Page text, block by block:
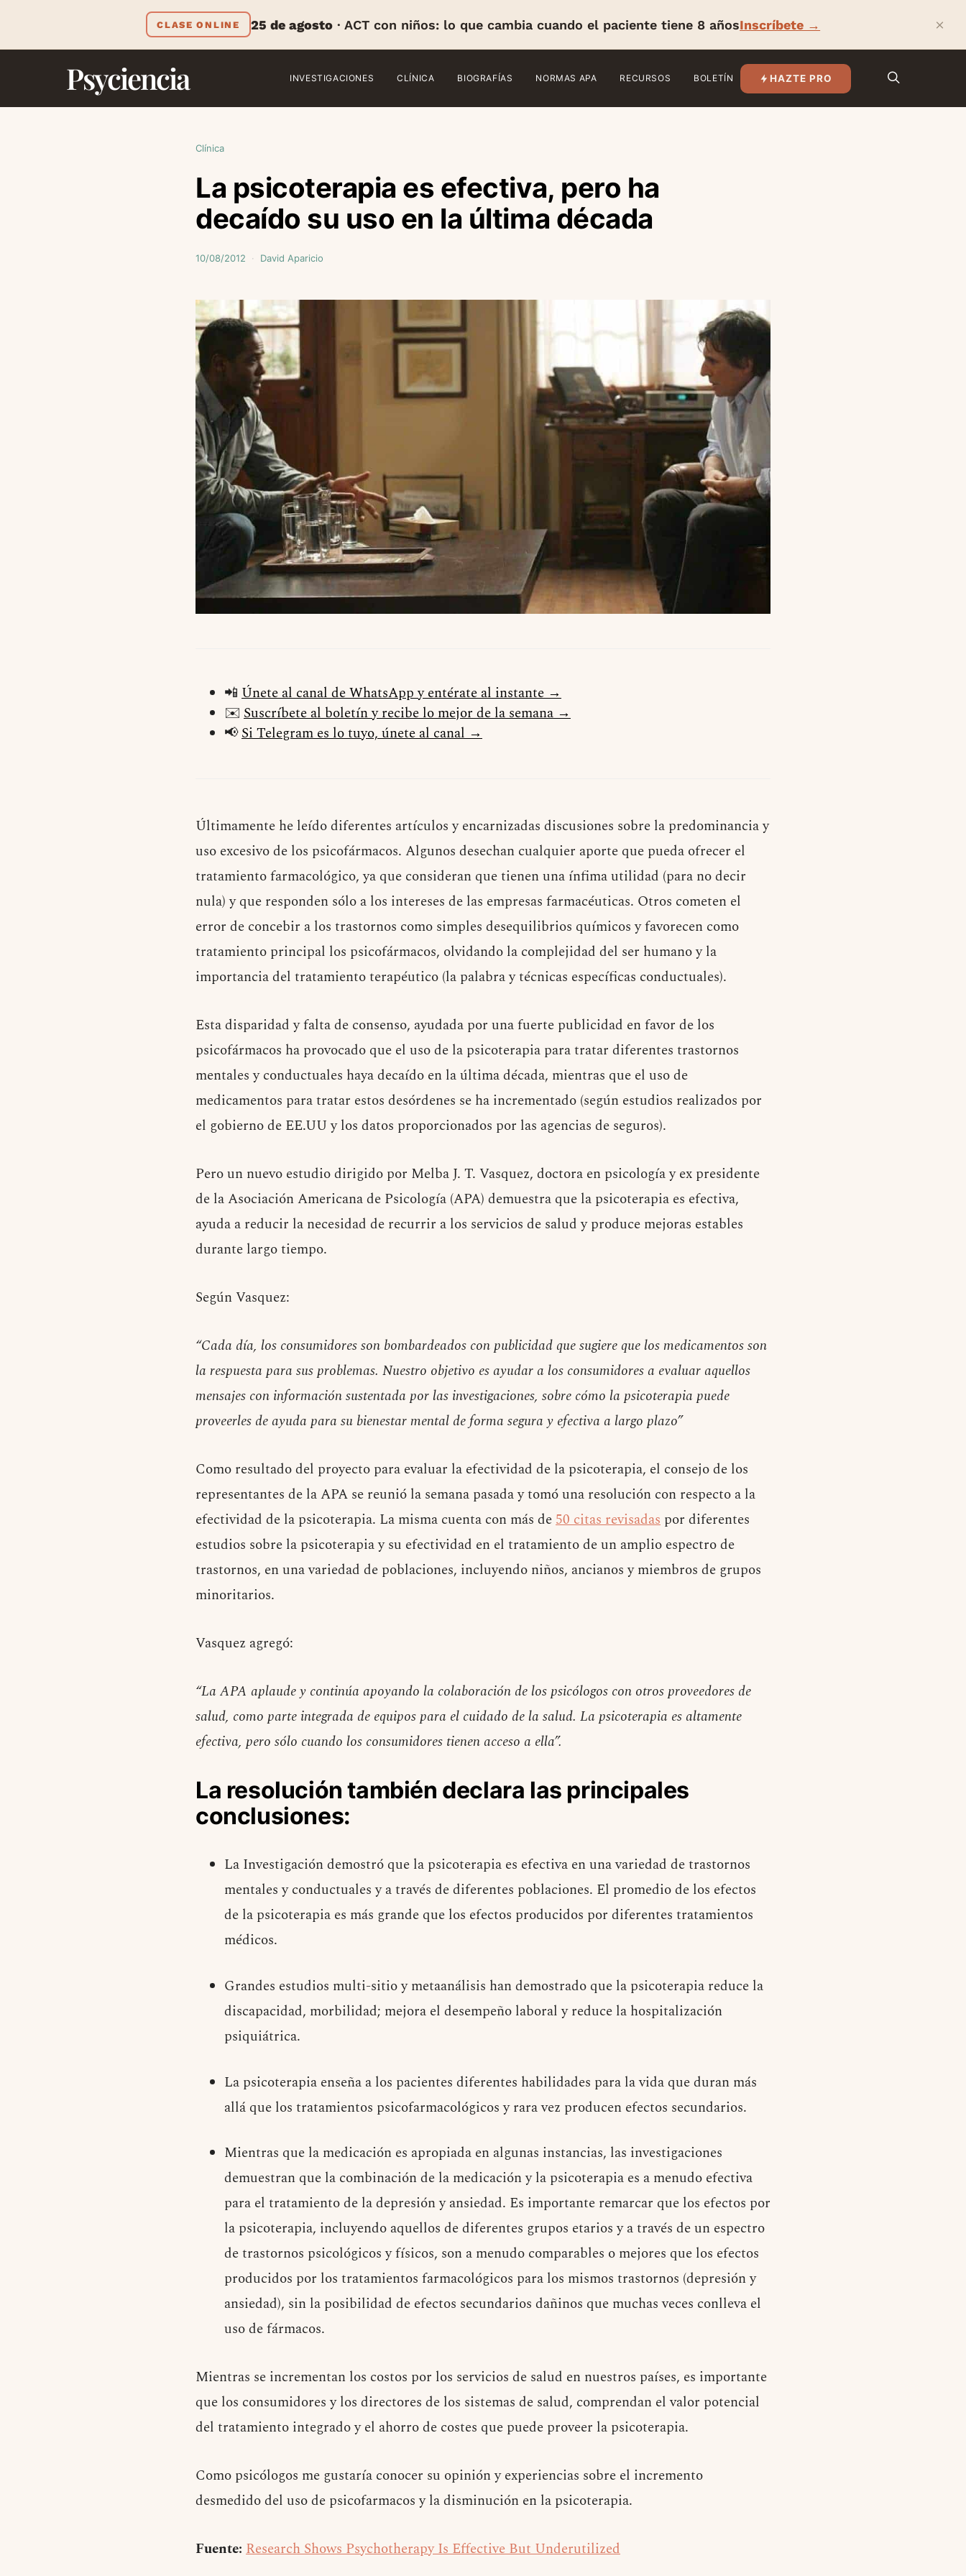
CLASE ONLINE 25 de agosto · ACT con niños: lo que cambia cuando el paciente tiene 8 añosInscríbete → ×
Psyciencia INVESTIGACIONES CLÍNICA BIOGRAFÍAS NORMAS APA RECURSOS BOLETÍN HAZTE PRO
Clínica
La psicoterapia es efectiva, pero ha
decaído su uso en la última década
10/08/2012 David Aparicio
📲 Únete al canal de WhatsApp y entérate al instante →
✉️ Suscríbete al boletín y recibe lo mejor de la semana →
📢Si Telegram es lo tuyo, únete al canal →
Últimamente he leído diferentes artículos y encarnizadas discusiones sobre la predominancia y
uso excesivo de los psicofármacos. Algunos desechan cualquier aporte que pueda ofrecer el
tratamiento farmacológico, ya que consideran que tienen una ínfima utilidad (para no decir
nula) y que responden sólo a los intereses de las empresas farmacéuticas. Otros cometen el
error de concebir a los trastornos como simples desequilibrios químicos y favorecen como
tratamiento principal los psicofármacos, olvidando la complejidad del ser humano y la
importancia del tratamiento terapéutico (la palabra y técnicas específicas conductuales).
Esta disparidad y falta de consenso, ayudada por una fuerte publicidad en favor de los
psicofármacos ha provocado que el uso de la psicoterapia para tratar diferentes trastornos
mentales y conductuales haya decaído en la última década, mientras que el uso de
medicamentos para tratar estos desórdenes se ha incrementado (según estudios realizados por
el gobierno de EE.UU y los datos proporcionados por las agencias de seguros).
Pero un nuevo estudio dirigido por Melba J. T. Vasquez, doctora en psicología y ex presidente
de la Asociación Americana de Psicología (APA) demuestra que la psicoterapia es efectiva,
ayuda a reducir la necesidad de recurrir a los servicios de salud y produce mejoras estables
durante largo tiempo.
Según Vasquez:
“Cada día, los consumidores son bombardeados con publicidad que sugiere que los medicamentos son
la respuesta para sus problemas. Nuestro objetivo es ayudar a los consumidores a evaluar aquellos
mensajes con información sustentada por las investigaciones, sobre cómo la psicoterapia puede
proveerles de ayuda para su bienestar mental de forma segura y efectiva a largo plazo”
Como resultado del proyecto para evaluar la efectividad de la psicoterapia, el consejo de los
representantes de la APA se reunió la semana pasada y tomó una resolución con respecto a la
efectividad de la psicoterapia. La misma cuenta con más de50 citas revisadas por diferentes
estudios sobre la psicoterapia y su efectividad en el tratamiento de un amplio espectro de
trastornos, en una variedad de poblaciones, incluyendo niños, ancianos y miembros de grupos
minoritarios.
Vasquez agregó:
“La APA aplaude y continúa apoyando la colaboración de los psicólogos con otros proveedores de
salud, como parte integrada de equipos para el cuidado de la salud. La psicoterapia es altamente
efectiva, pero sólo cuando los consumidores tienen acceso a ella”.
La resolución también declara las principales
conclusiones:
La Investigación demostró que la psicoterapia es efectiva en una variedad de trastornos
mentales y conductuales y a través de diferentes poblaciones. El promedio de los efectos
de la psicoterapia es más grande que los efectos producidos por diferentes tratamientos
médicos.
Grandes estudios multi-sitio y metaanálisis han demostrado que la psicoterapia reduce la
discapacidad, morbilidad; mejora el desempeño laboral y reduce la hospitalización
psiquiátrica.
La psicoterapia enseña a los pacientes diferentes habilidades para la vida que duran más
allá que los tratamientos psicofarmacológicos y rara vez producen efectos secundarios.
Mientras que la medicación es apropiada en algunas instancias, las investigaciones
demuestran que la combinación de la medicación y la psicoterapia es a menudo efectiva
para el tratamiento de la depresión y ansiedad. Es importante remarcar que los efectos por
la psicoterapia, incluyendo aquellos de diferentes grupos etarios y a través de un espectro
de trastornos psicológicos y físicos, son a menudo comparables o mejores que los efectos
producidos por los tratamientos farmacológicos para los mismos trastornos (depresión y
ansiedad), sin la posibilidad de efectos secundarios dañinos que muchas veces conlleva el
uso de fármacos.
Mientras se incrementan los costos por los servicios de salud en nuestros países, es importante
que los consumidores y los directores de los sistemas de salud, comprendan el valor potencial
del tratamiento integrado y el ahorro de costes que puede proveer la psicoterapia.
Como psicólogos me gustaría conocer su opinión y experiencias sobre el incremento
desmedido del uso de psicofarmacos y la disminución en la psicoterapia.
Fuente: Research Shows Psychotherapy Is Effective But Underutilized